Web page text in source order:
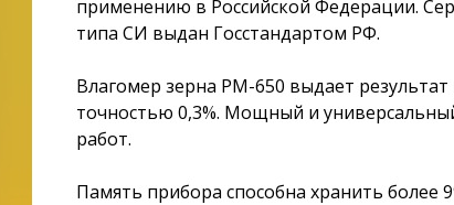
применению в Российской Федерации.
типа СИ выдан Госстандартом РФ.
Влагомер зерна РМ-650 выдает результат
точностью 0,3%. Мощный и
работ.
Память прибора способна хранить более